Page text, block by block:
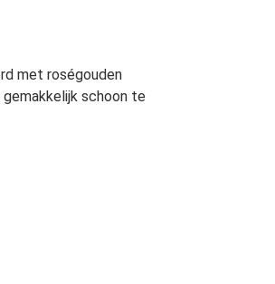
met roségouden
schoon te